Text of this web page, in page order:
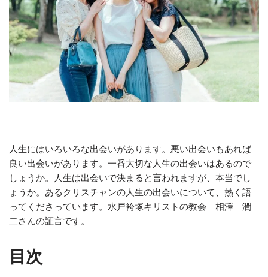
人生にはいろいろな出会いがあります。悪い出会いもあれば
良い出会いがあります。一番大切な人生の出会いはあるので
しょうか。人生は出会いで決まると言われますが、本当でし
ょうか。あるクリスチャンの人生の出会いについて、熱く語
ってくださっています。水戸袴塚キリストの教会 相澤 潤
二さんの証言です。
目次